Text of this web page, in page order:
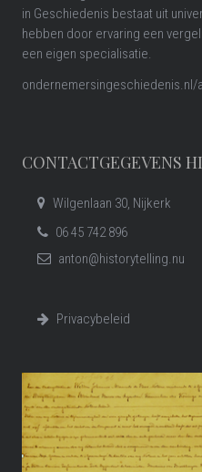
in Geschiedenis bestaat uit
hebben door ervaring een
een eigen specialisatie.
ondernemersingeschiedenis.nl/
CONTACTGEGEVENS
Wilgenlaan 30, Nijkerk
06 45 742 896
anton@historytelling.nu
Privacybeleid